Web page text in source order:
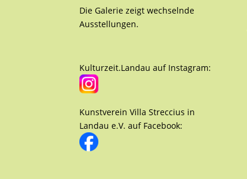
Die Galerie zeigt wechselnde
Ausstellungen.
Kulturzeit.Landau auf Instagram:
Kunstverein Villa Streccius in
Landau e.V. auf Facebook: